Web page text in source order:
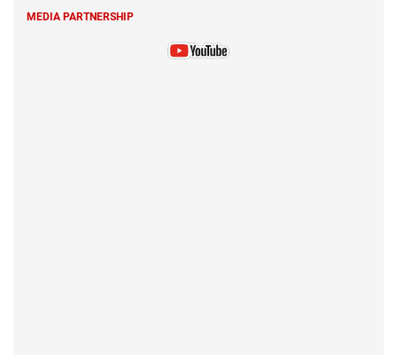
MEDIA PARTNERSHIP